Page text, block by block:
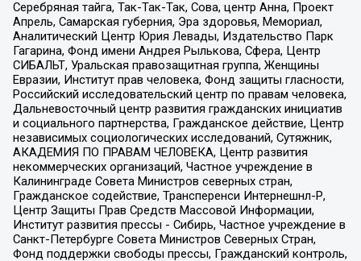
Серебряная тайга, Так-Так-Так, Сова, центр Анна, Проект
Апрель, Самарская губерния, Эра здоровья, Мемориал,
Аналитический Центр Юрия Левады, Издательство Парк
Гагарина, Фонд имени Андрея Рылькова, Сфера, Центр
СИБАЛЬТ, Уральская правозащитная группа, Женщины
Евразии, Институт прав человека, Фонд защиты гласности,
Российский исследовательский центр по правам человека,
Дальневосточный центр развития гражданских инициатив
и социального партнерства, Гражданское действие, Центр
независимых социологических исследований, Сутяжник,
АКАДЕМИЯ ПО ПРАВАМ ЧЕЛОВЕКА, Центр развития
некоммерческих организаций, Частное учреждение в
Калининграде Совета Министров северных стран,
Гражданское содействие, Трансперенси Интернешнл-Р,
Центр Защиты Прав Средств Массовой Информации,
Институт развития прессы - Сибирь, Частное учреждение в
Санкт-Петербурге Совета Министров Северных Стран,
Фонд поддержки свободы прессы, Гражданский контроль,